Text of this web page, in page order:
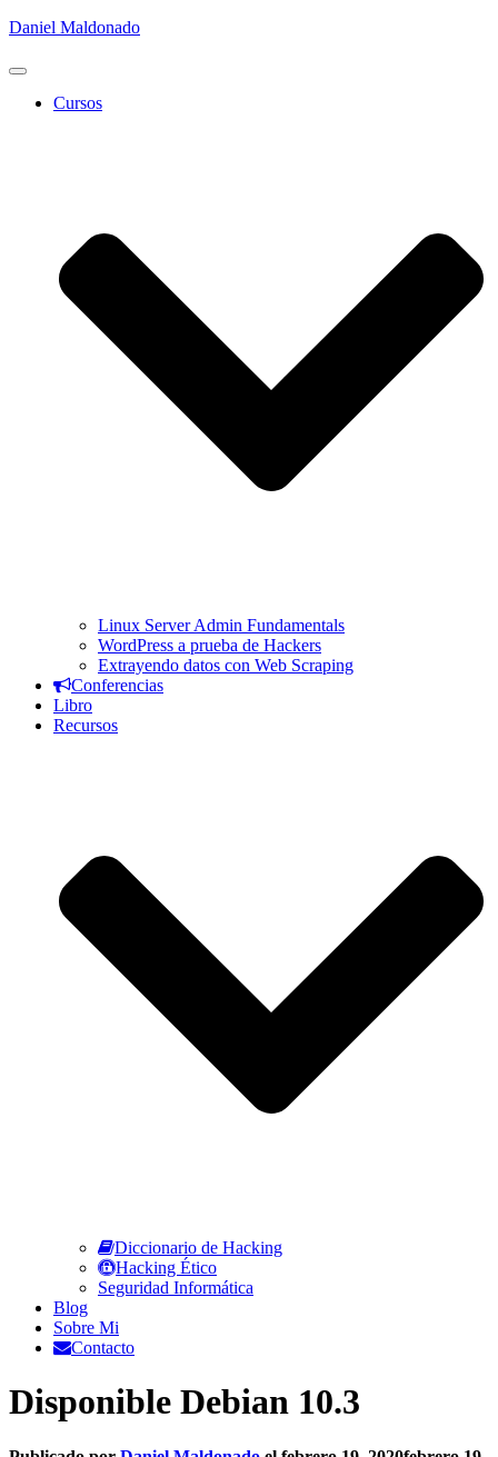
Daniel Maldonado
Cambiar
Cursos
Linux Server Admin Fundamentals
WordPress a prueba de Hackers
Extrayendo datos con Web Scraping
Conferencias
Libro
Recursos
Diccionario de Hacking
Hacking Ético
Seguridad Informática
Blog
Sobre Mi
Contacto
Disponible Debian 10.3